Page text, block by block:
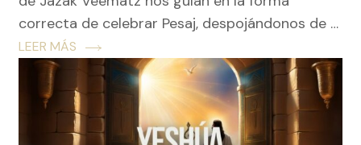
correcta de celebrar Pesaj, despojándonos de …
LEER MÁS